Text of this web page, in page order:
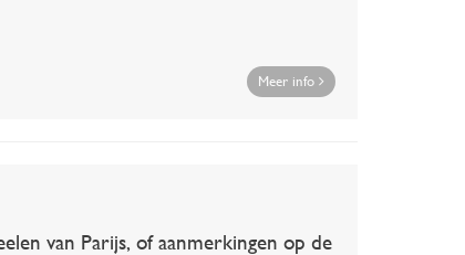
Meer info
van Parijs, of aanmerkingen op de